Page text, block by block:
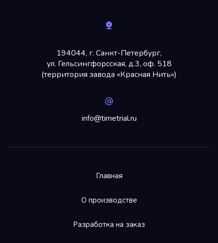
194044, г. Санкт-Петербург,
ул. Гельсингфорсская, д.3, оф. 518
(территория завода «Красная Нить»)
info@timetrial.ru
Главная
О производстве
Разработка на заказ